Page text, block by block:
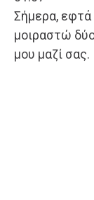
Σήμερα,
μοιραστώ
μου μαζί σας.